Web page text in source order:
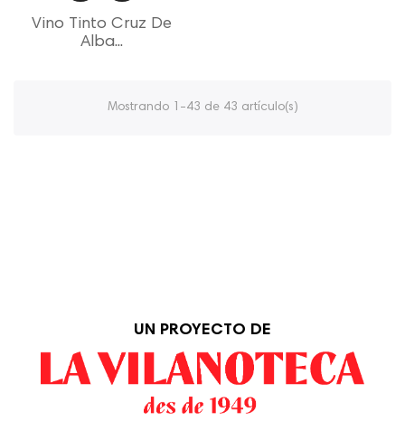
Vino Tinto Cruz De
Alba...
Mostrando 1-43 de 43 artículo(s)
UN PROYECTO DE